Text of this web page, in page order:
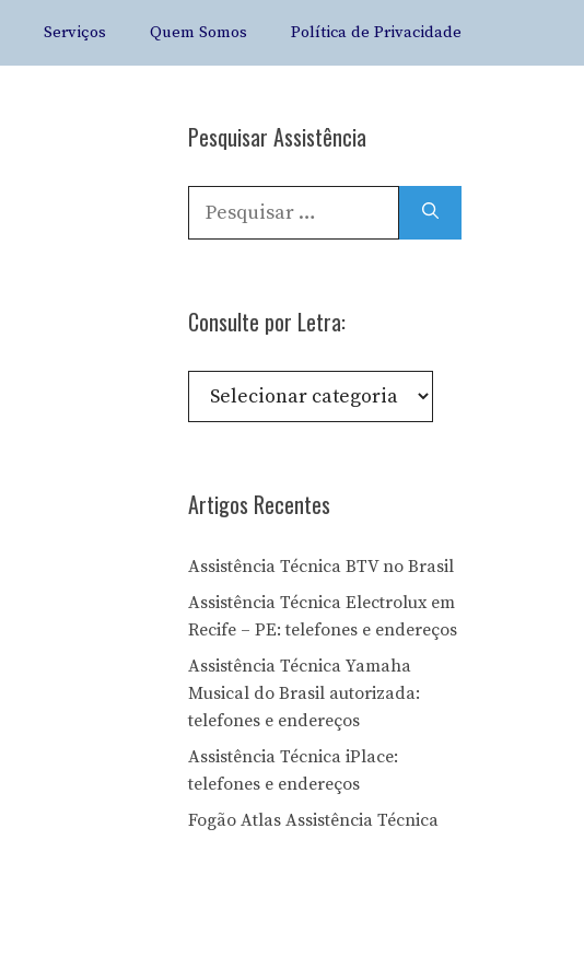
Serviços Quem Somos Política de Privacidade
Pesquisar Assistência
Pesquisar
por:
Consulte por Letra:
Consulte
Artigos Recentes
Assistência Técnica BTV no Brasil
Assistência Técnica Electrolux em
Recife – PE: telefones e endereços
Assistência Técnica Yamaha
Musical do Brasil autorizada:
telefones e endereços
Assistência Técnica iPlace:
telefones e endereços
Fogão Atlas Assistência Técnica